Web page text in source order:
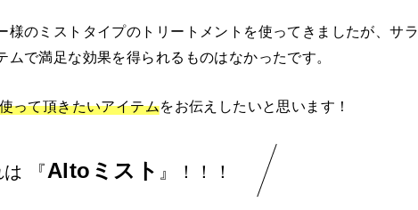
様のミストタイプのトリートメントを使ってきましたが、サラ
で満足な効果を得られるものはなかったです。
って頂きたいアイテムをお伝えしたいと思います！
は 『Altoミスト 』！！！